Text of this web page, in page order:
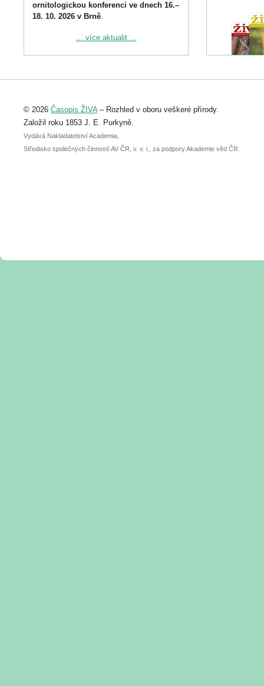
ornitologickou konferenci ve dnech 16.–
18. 10. 2026 v Brně.
Podrobnější informace ke konferenci
Registrovat se můžete do 6. září.
abstraktu přihlášené přednášky nebo
posteru je už 30. června.
... více aktualit ...
© 2026 Časopis ŽIVA– Rozhled v oboru veškeré přírody.
Založil roku 1853 J. E. Purkyně.
Vydává Nakladatelství Academia,
Středisko společných činností AV ČR, v. v. i., za podpory Akademie věd ČR.